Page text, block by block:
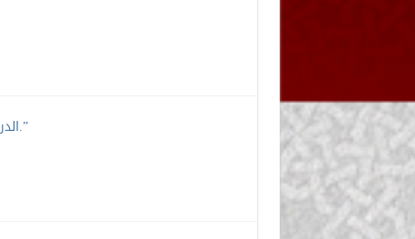
الدرس السابع عشر” تابع: الحال في الشاهد القرآني – دراسة تطبيقية.”